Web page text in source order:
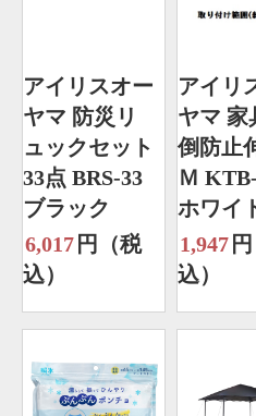
アイリスオー
ヤマ 防災リ
ュックセット
33点 BRS-33
ブラック
6,017 円（税
込）
アイリ
ヤマ 家
倒防止
Ｍ
ホワイ
1,947
込）